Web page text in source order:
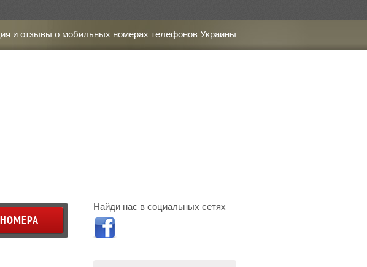
и отзывы о мобильных номерах телефонов Украины
Найди нас в социальных сетях